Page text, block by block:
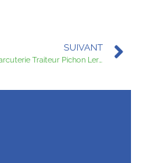
SUIVANT
Charcuterie Traiteur Pichon Leroy